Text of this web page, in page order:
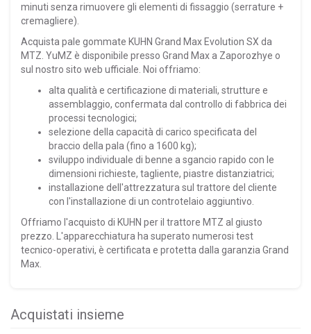
minuti senza rimuovere gli elementi di fissaggio (serrature +
cremagliere).
Acquista pale gommate KUHN Grand Max Evolution SX da
MTZ. YuMZ è disponibile presso Grand Max a Zaporozhye o
sul nostro sito web ufficiale. Noi offriamo:
alta qualità e certificazione di materiali, strutture e
assemblaggio, confermata dal controllo di fabbrica dei
processi tecnologici;
selezione della capacità di carico specificata del
braccio della pala (fino a 1600 kg);
sviluppo individuale di benne a sgancio rapido con le
dimensioni richieste, tagliente, piastre distanziatrici;
installazione dell'attrezzatura sul trattore del cliente
con l'installazione di un controtelaio aggiuntivo.
Offriamo l'acquisto di KUHN per il trattore MTZ al giusto
prezzo. L'apparecchiatura ha superato numerosi test
tecnico-operativi, è certificata e protetta dalla garanzia Grand
Max.
Acquistati insieme